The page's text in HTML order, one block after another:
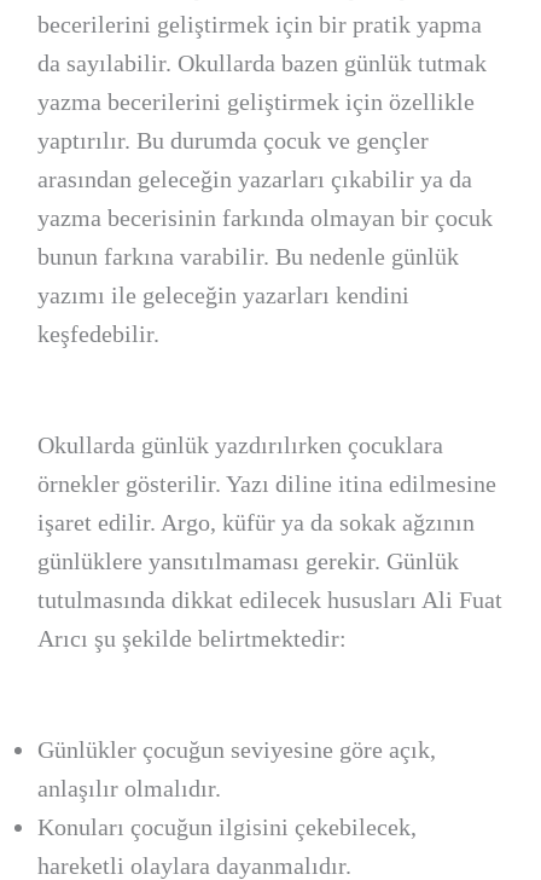
becerilerini geliştirmek için bir pratik yapma
da sayılabilir. Okullarda bazen günlük tutmak
yazma becerilerini geliştirmek için özellikle
yaptırılır. Bu durumda çocuk ve gençler
arasından geleceğin yazarları çıkabilir ya da
yazma becerisinin farkında olmayan bir çocuk
bunun farkına varabilir. Bu nedenle günlük
yazımı ile geleceğin yazarları kendini
keşfedebilir.
Okullarda günlük yazdırılırken çocuklara
örnekler gösterilir. Yazı diline itina edilmesine
işaret edilir. Argo, küfür ya da sokak ağzının
günlüklere yansıtılmaması gerekir. Günlük
tutulmasında dikkat edilecek hususları Ali Fuat
Arıcı şu şekilde belirtmektedir:
Günlükler çocuğun seviyesine göre açık,
anlaşılır olmalıdır.
Konuları çocuğun ilgisini çekebilecek,
hareketli olaylara dayanmalıdır.